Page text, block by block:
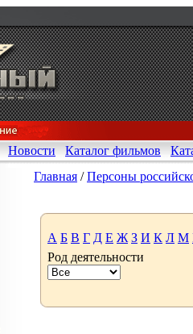
Новости Каталог фильмов
Fakeidlist -
Здесь, вhttps://
стандартам. Если мы
продавца ID, пока все
Главная /Персоны
А Б В Г Д Е Ж З И К Л М
Род деятельности